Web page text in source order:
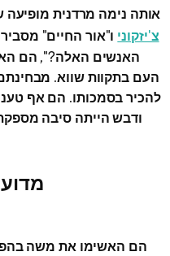
אותה נימה מרדנית מופיעה
צ'יזקוני ו"אור החיים"
האנשים האלה?", הם
העם בתקוות שווא.
להכיר בסמכותו. הם אף
ודבש הייתה סיבה
הם האשימו את משה